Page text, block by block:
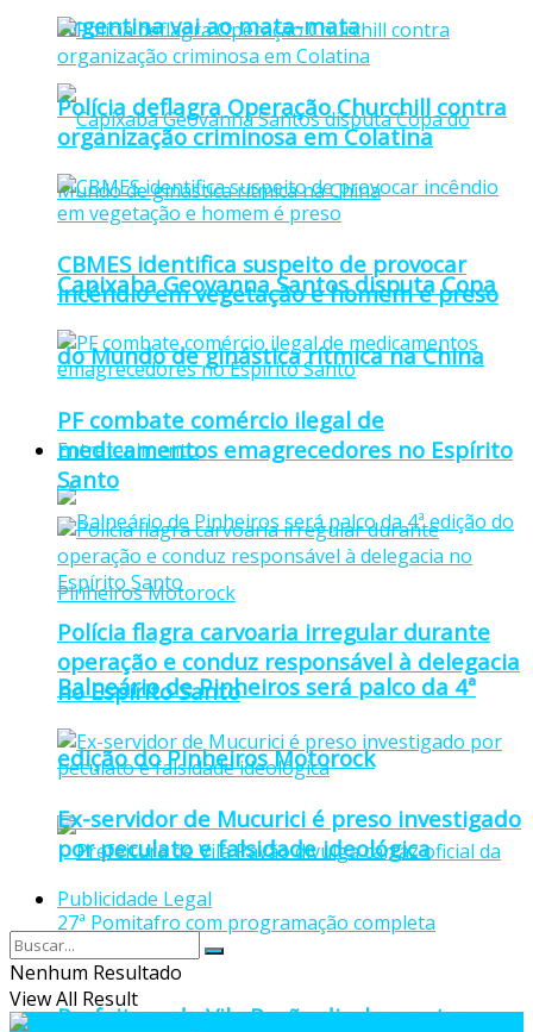
Argentina vai ao mata-mata
Capixaba Geovanna Santos disputa Copa
do Mundo de ginástica rítmica na China
Entretenimento
Balneário de Pinheiros será palco da 4ª
edição do Pinheiros Motorock
Prefeitura de Vila Pavão divulga cartaz
Polícia deflagra Operação Churchill contra
organização criminosa em Colatina
CBMES identifica suspeito de provocar
incêndio em vegetação e homem é preso
PF combate comércio ilegal de
medicamentos emagrecedores no Espírito
Santo
Polícia flagra carvoaria irregular durante
operação e conduz responsável à delegacia
no Espírito Santo
Ex-servidor de Mucurici é preso investigado
por peculato e falsidade ideológica
Publicidade Legal
Nenhum Resultado
View All Result